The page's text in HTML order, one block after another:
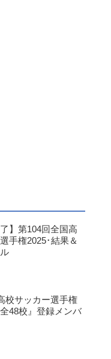
了】第104回全国高
手権2025･結果＆
校サッカー選手権
48校』登録メンバ